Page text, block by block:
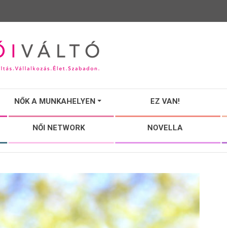
NŐK A MUNKAHELYEN EZ VAN!
NŐI NETWORK NOVELLA